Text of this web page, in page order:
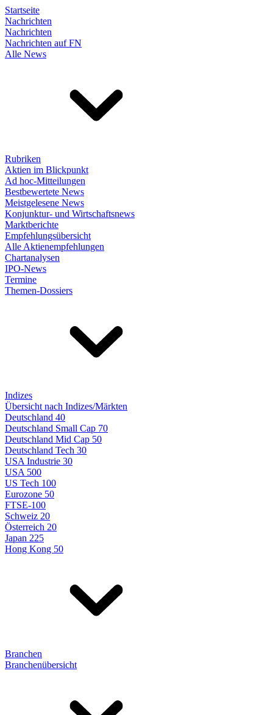
Startseite
Nachrichten
Nachrichten
Nachrichten auf FN
Alle News
Rubriken
Aktien im Blickpunkt
Ad hoc-Mitteilungen
Bestbewertete News
Meistgelesene News
Konjunktur- und Wirtschaftsnews
Marktberichte
Empfehlungsübersicht
Alle Aktienempfehlungen
Chartanalysen
IPO-News
Termine
Themen-Dossiers
Indizes
Übersicht nach Indizes/Märkten
Deutschland 40
Deutschland Small Cap 70
Deutschland Mid Cap 50
Deutschland Tech 30
USA Industrie 30
USA 500
US Tech 100
Eurozone 50
FTSE-100
Schweiz 20
Österreich 20
Japan 225
Hong Kong 50
Branchen
Branchenübersicht